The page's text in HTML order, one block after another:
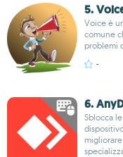
5.
Voice è
comune
problemi
-
6.
Sblocca